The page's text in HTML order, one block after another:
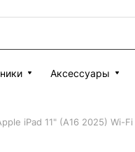
Аксессуары
iPad 11" (A16 2025) Wi-